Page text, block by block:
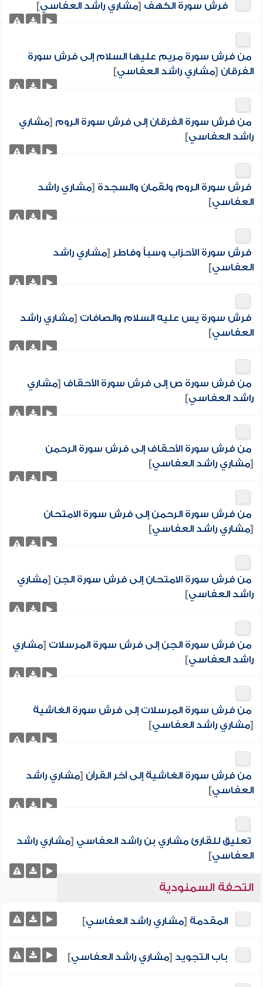
فرش سورة الكهف [مشاري راشد العفاسي]
من فرش سورة مريم عليها السلام إلى فرش سورة
الفرقان [مشاري راشد العفاسي]
من فرش سورة الفرقان إلى فرش سورة الروم [مشاري
راشد العفاسي]
فرش سورة الروم ولقمان والسجدة [مشاري راشد
العفاسي]
فرش سورة الأحزاب وسبأ وفاطر [مشاري راشد
العفاسي]
فرش سورة يس عليه السلام والصافات [مشاري راشد
العفاسي]
من فرش سورة ص إلى فرش سورة الأحقاف [مشاري
راشد العفاسي]
من فرش سورة الأحقاف إلى فرش سورة الرحمن
[مشاري راشد العفاسي]
من فرش سورة الرحمن إلى فرش سورة الامتحان
[مشاري راشد العفاسي]
من فرش سورة الامتحان إلى فرش سورة الجن [مشاري
راشد العفاسي]
من فرش سورة الجن إلى فرش سورة المرسلات [مشاري
راشد العفاسي]
من فرش سورة المرسلات إلى فرش سورة الغاشية
[مشاري راشد العفاسي]
من فرش سورة الغاشية إلى آخر القرآن [مشاري راشد
العفاسي]
تعليق للقارئ مشاري بن راشد العفاسي [مشاري راشد
العفاسي]
التحفة السمنودية
المقدمة [مشاري راشد العفاسي]
باب التجويد [مشاري راشد العفاسي]